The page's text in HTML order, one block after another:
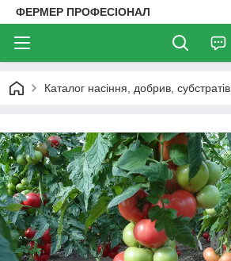
ФЕРМЕР ПРОФЕСІОНАЛ
Каталог насіння, добрив, субстратів